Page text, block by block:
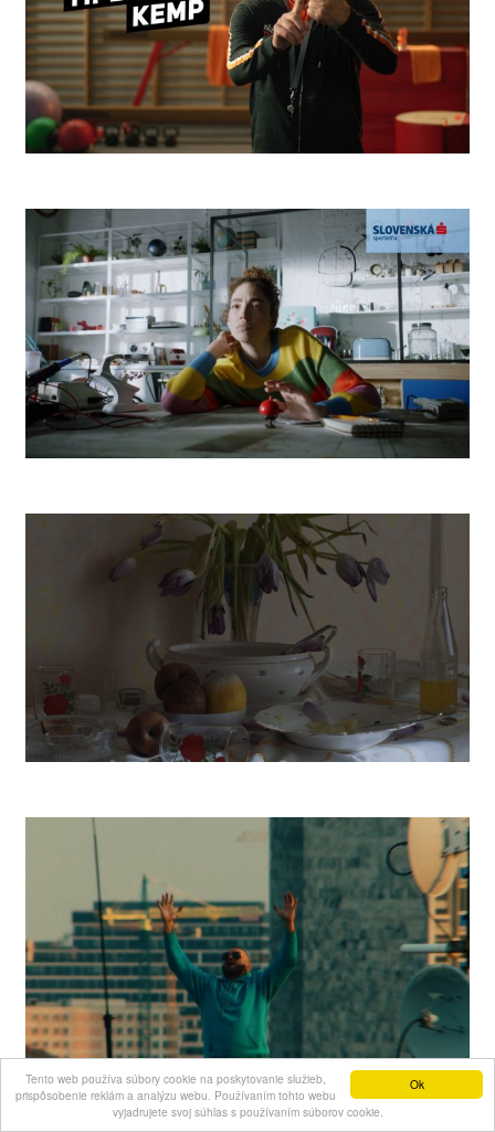
Ok
Tento web používa súbory cookie na poskytovanie služieb,
prispôsobenie reklám a analýzu webu. Používaním tohto webu
vyjadrujete svoj súhlas s používaním súborov cookie.
Camp
Robot
Vanishing
Rytmus Street Fitness